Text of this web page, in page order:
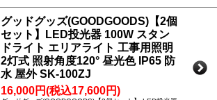
グッドグッズ(GOODGOODS)【2個
セット】LED投光器 100W スタン
ドライト エリアライト 工事用照明
2灯式 照射角度120° 昼光色 IP65 防
水 屋外 SK-100ZJ
16,000円(税込17,600円)